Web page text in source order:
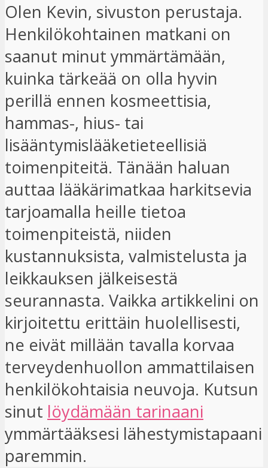
Olen Kevin, sivuston perustaja.
Henkilökohtainen matkani on
saanut minut ymmärtämään,
kuinka tärkeää on olla hyvin
perillä ennen kosmeettisia,
hammas-, hius- tai
lisääntymislääketieteellisiä
toimenpiteitä. Tänään haluan
auttaa lääkärimatkaa harkitsevia
tarjoamalla heille tietoa
toimenpiteistä, niiden
kustannuksista, valmistelusta ja
leikkauksen jälkeisestä
seurannasta. Vaikka artikkelini on
kirjoitettu erittäin huolellisesti,
ne eivät millään tavalla korvaa
terveydenhuollon ammattilaisen
henkilökohtaisia ​​neuvoja. Kutsun
sinut löydämään tarinaani
ymmärtääksesi lähestymistapaani
paremmin.